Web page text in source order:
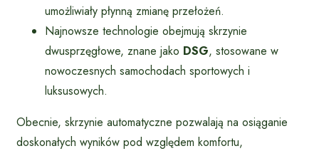
umożliwiały płynną zmianę przełożeń.
Najnowsze technologie obejmują skrzynie
dwusprzęgłowe, znane jako DSG, stosowane w
nowoczesnych samochodach sportowych i
luksusowych.
Obecnie, skrzynie automatyczne pozwalają na osiąganie
doskonałych wyników pod względem komfortu,